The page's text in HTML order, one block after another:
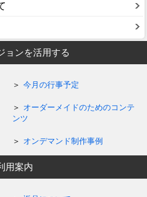
ョンを活用する
今月の行事予定
オーダーメイドのためのコンテ
ンツ
オンデマンド制作事例
用案内